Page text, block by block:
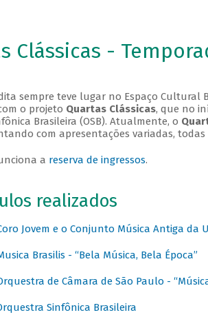
Clássicas -
sempre teve lugar no Espaço Cultural
o projeto Quartas Clássicas, que no
Brasileira (OSB). Atualmente, o
com apresentações variadas, todas
a reserva de ingressos.
realizados
Jovem e o Conjunto Música Antiga da
Brasilis - “Bela Música, Bela Época”
de Câmara de São Paulo -
Sinfônica Brasileira